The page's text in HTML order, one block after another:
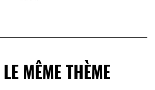
MÊME THÈME